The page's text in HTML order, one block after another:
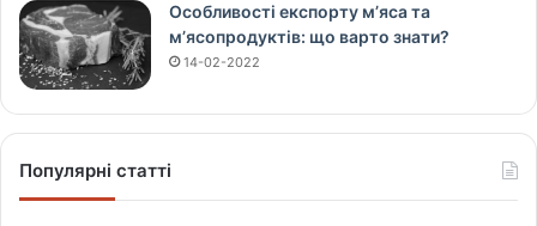
Особливості експорту м’яса та
м’ясопродуктів: що варто знати?
14-02-2022
Популярні статті